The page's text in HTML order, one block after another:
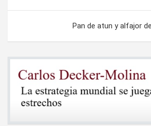
Pan de atun y alfajor